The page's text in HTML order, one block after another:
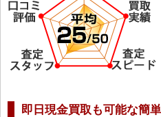
即日現金買取も可能な簡